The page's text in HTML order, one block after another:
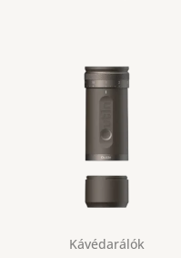
Kávédarálók